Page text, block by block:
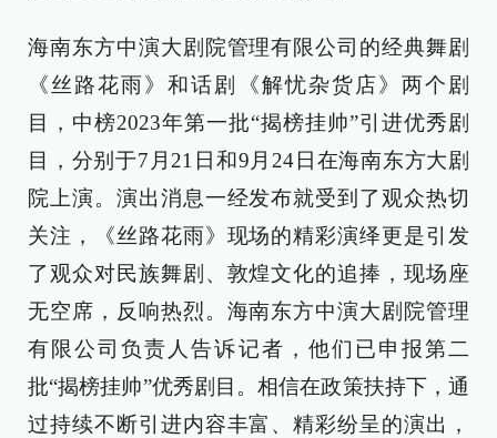
海南东方中演大剧院管理有限公司的经典舞剧
《丝路花雨》和话剧《解忧杂货店》两个剧
目，中榜2023年第一批“揭榜挂帅”引进优秀剧
目，分别于7月21日和9月24日在海南东方大剧
院上演。演出消息一经发布就受到了观众热切
关注，《丝路花雨》现场的精彩演绎更是引发
了观众对民族舞剧、敦煌文化的追捧，现场座
无空席，反响热烈。海南东方中演大剧院管理
有限公司负责人告诉记者，他们已申报第二
批“揭榜挂帅”优秀剧目。相信在政策扶持下，通
过持续不断引进内容丰富、精彩纷呈的演出，